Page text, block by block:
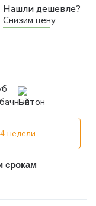
Нашли дешевле?
Снизим цену
недели
срокам